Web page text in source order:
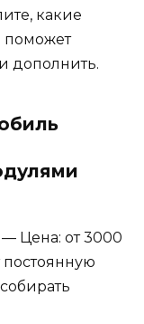
какие
поможет
дополнить.
Цена: от 3000
постоянную